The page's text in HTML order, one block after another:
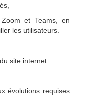
et Teams, en
les utilisateurs.
site internet
évolutions requises